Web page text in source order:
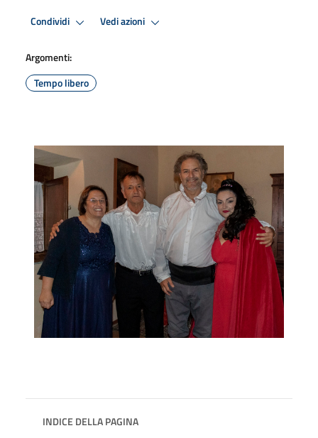
Condividi Vedi azioni
Argomenti:
Tempo libero
INDICE DELLA PAGINA